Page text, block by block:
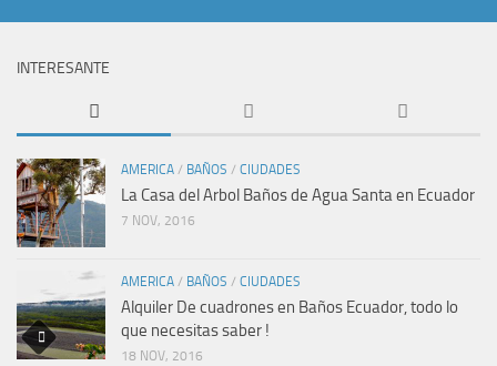
INTERESANTE
AMERICA / BAÑOS / CIUDADES
La Casa del Arbol Baños de Agua Santa en Ecuador
7 NOV, 2016
AMERICA / BAÑOS / CIUDADES
Alquiler De cuadrones en Baños Ecuador, todo lo
que necesitas saber !
18 NOV, 2016